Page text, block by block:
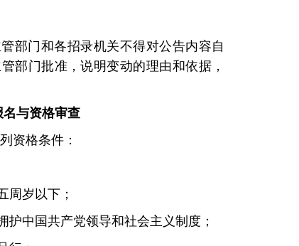
部门和各招录机关不得对公告内容自
部门批准，说明变动的理由和依据，
名与资格审查
资格条件：
周岁以下；
护中国共产党领导和社会主义制度；